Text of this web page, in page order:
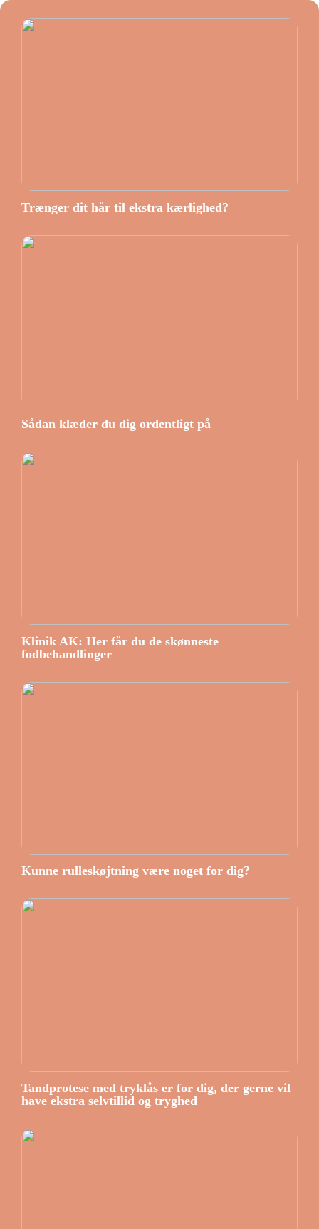
Trænger dit hår til ekstra kærlighed?
Sådan klæder du dig ordentligt på
Klinik AK: Her får du de skønneste
fodbehandlinger
Kunne rulleskøjtning være noget for dig?
Tandprotese med tryklås er for dig, der gerne vil
have ekstra selvtillid og tryghed